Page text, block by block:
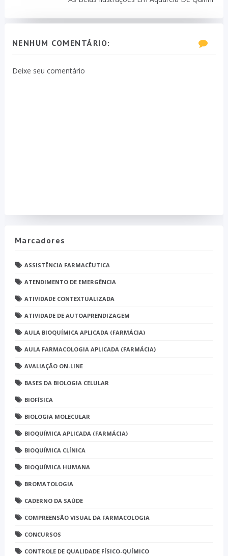
NENHUM COMENTÁRIO:
Deixe seu comentário
Marcadores
ASSISTÊNCIA FARMACÊUTICA
ATENDIMENTO DE EMERGÊNCIA
ATIVIDADE CONTEXTUALIZADA
ATIVIDADE DE AUTOAPRENDIZAGEM
AULA BIOQUÍMICA APLICADA (FARMÁCIA)
AULA FARMACOLOGIA APLICADA (FARMÁCIA)
AVALIAÇÃO ON-LINE
BASES DA BIOLOGIA CELULAR
BIOFÍSICA
BIOLOGIA MOLECULAR
BIOQUÍMICA APLICADA (FARMÁCIA)
BIOQUÍMICA CLÍNICA
BIOQUÍMICA HUMANA
BROMATOLOGIA
CADERNO DA SAÚDE
COMPREENSÃO VISUAL DA FARMACOLOGIA
CONCURSOS
CONTROLE DE QUALIDADE FÍSICO-QUÍMICO